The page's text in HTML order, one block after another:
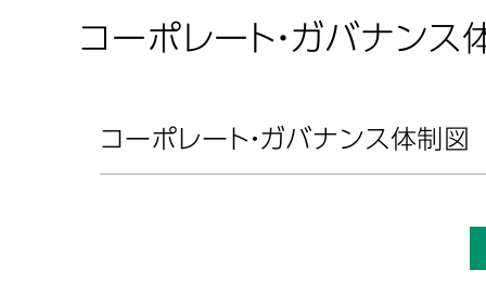
コーポレート・ガバナンス
コーポレート・ガバナンス体制図